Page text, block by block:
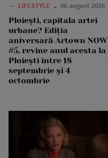
— LIFESTYLE 06 august 2026
Ploiești, capitala artei
urbane? Ediția
aniversară Artown NOW
#5, revine anul acesta la
Ploiești între 18
septembrie și 4
octombrie